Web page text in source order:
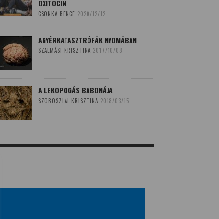
OXITOCIN
CSONKA BENCE 2020/12/12
AGYÉRKATASZTRÓFÁK NYOMÁBAN
SZALMÁSI KRISZTINA 2017/10/08
A LEKOPOGÁS BABONÁJA
SZOBOSZLAI KRISZTINA 2018/03/15